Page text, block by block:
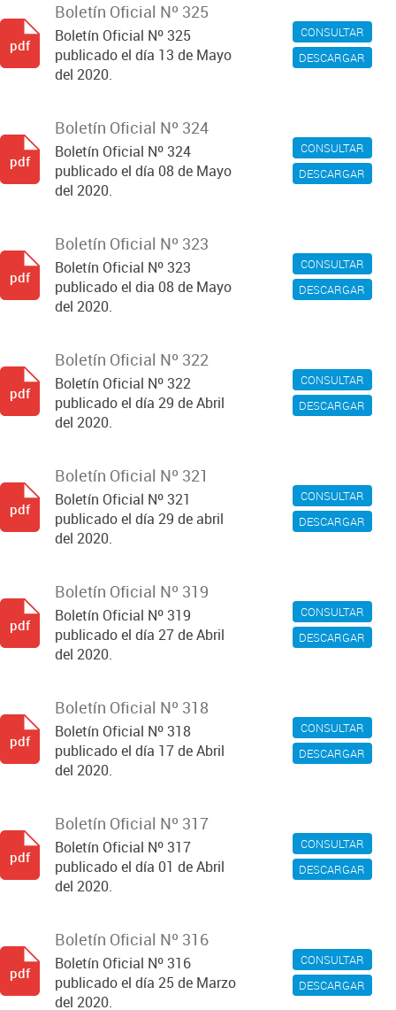
CONSULTAR
DESCARGAR
Boletín Oficial Nº 325
Boletín Oficial Nº 325
publicado el día 13 de Mayo
del 2020.
pdf
CONSULTAR
DESCARGAR
Boletín Oficial Nº 324
Boletín Oficial Nº 324
publicado el día 08 de Mayo
del 2020.
pdf
CONSULTAR
DESCARGAR
Boletín Oficial Nº 323
Boletín Oficial Nº 323
publicado el dia 08 de Mayo
del 2020.
pdf
CONSULTAR
DESCARGAR
Boletín Oficial Nº 322
Boletín Oficial Nº 322
publicado el día 29 de Abril
del 2020.
pdf
CONSULTAR
DESCARGAR
Boletín Oficial Nº 321
Boletín Oficial Nº 321
publicado el día 29 de abril
del 2020.
pdf
CONSULTAR
DESCARGAR
Boletín Oficial Nº 319
Boletín Oficial Nº 319
publicado el día 27 de Abril
del 2020.
pdf
CONSULTAR
DESCARGAR
Boletín Oficial Nº 318
Boletín Oficial Nº 318
publicado el día 17 de Abril
del 2020.
pdf
CONSULTAR
DESCARGAR
Boletín Oficial Nº 317
Boletín Oficial Nº 317
publicado el día 01 de Abril
del 2020.
pdf
CONSULTAR
DESCARGAR
Boletín Oficial Nº 316
Boletín Oficial Nº 316
publicado el día 25 de Marzo
del 2020.
pdf